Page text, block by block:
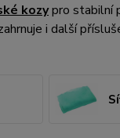
kozypro stabilní
i další